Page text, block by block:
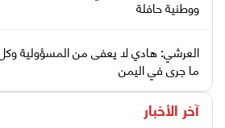
ووطنية حافلة
العرشي: هادي لا يعفى من المسؤولية
ما جرى في اليمن
آخر الأخبار